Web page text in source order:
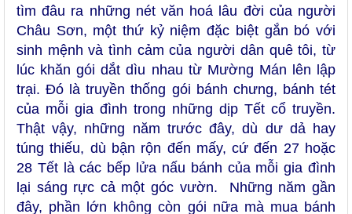
tìm đâu ra những nét văn hoá lâu đời của người
Châu Sơn, một thứ kỷ niệm đặc biệt gắn bó với
sinh mệnh và tình cảm của người dân quê tôi, từ
lúc khăn gói dắt dìu nhau từ Mường Mán lên lập
trại. Đó là truyền thống gói bánh chưng, bánh tét
của mỗi gia đình trong những dịp Tết cổ truyền.
Thật vậy, những năm trước đây, dù dư dả hay
túng thiếu, dù bận rộn đến mấy, cứ đến 27 hoặc
28 Tết là các bếp lửa nấu bánh của mỗi gia đình
lại sáng rực cả một góc vườn. Những năm gần
đây, phần lớn không còn gói nữa mà mua bánh